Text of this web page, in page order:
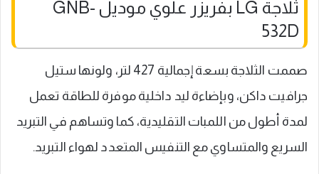
ثلاجة LG بفريزر علوي موديل GNB-
532D
صممت الثلاجة بسعة إجمالية 427 لتر، ولونها ستيل
جرافيت داكن، وبإضاءة ليد داخلية موفرة للطاقة تعمل
لمدة أطول من اللمبات التقليدية، كما وتساهم في التبريد
السريع والمتساوي مع التنفيس المتعدد لهواء التبريد.